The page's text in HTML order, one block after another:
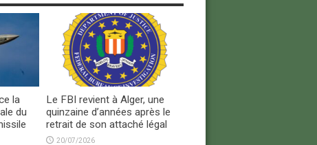
la
du
Le FBI revient à Alger, une
quinzaine d’années après le
retrait de son attaché légal
20/07/2026